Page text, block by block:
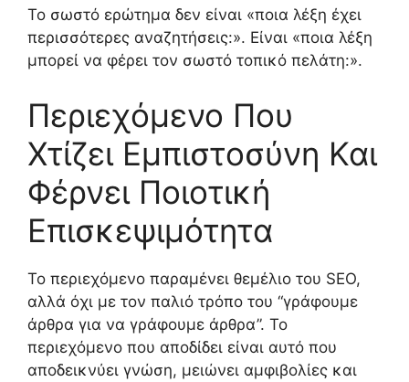
Το σωστό ερώτημα δεν είναι «ποια λέξη έχει
περισσότερες αναζητήσεις:». Είναι «ποια λέξη
μπορεί να φέρει τον σωστό τοπικό πελάτη:».
Περιεχόμενο Που
Χτίζει Εμπιστοσύνη Και
Φέρνει Ποιοτική
Επισκεψιμότητα
Το περιεχόμενο παραμένει θεμέλιο του SEO,
αλλά όχι με τον παλιό τρόπο του “γράφουμε
άρθρα για να γράφουμε άρθρα”. Το
περιεχόμενο που αποδίδει είναι αυτό που
αποδεικνύει γνώση, μειώνει αμφιβολίες και